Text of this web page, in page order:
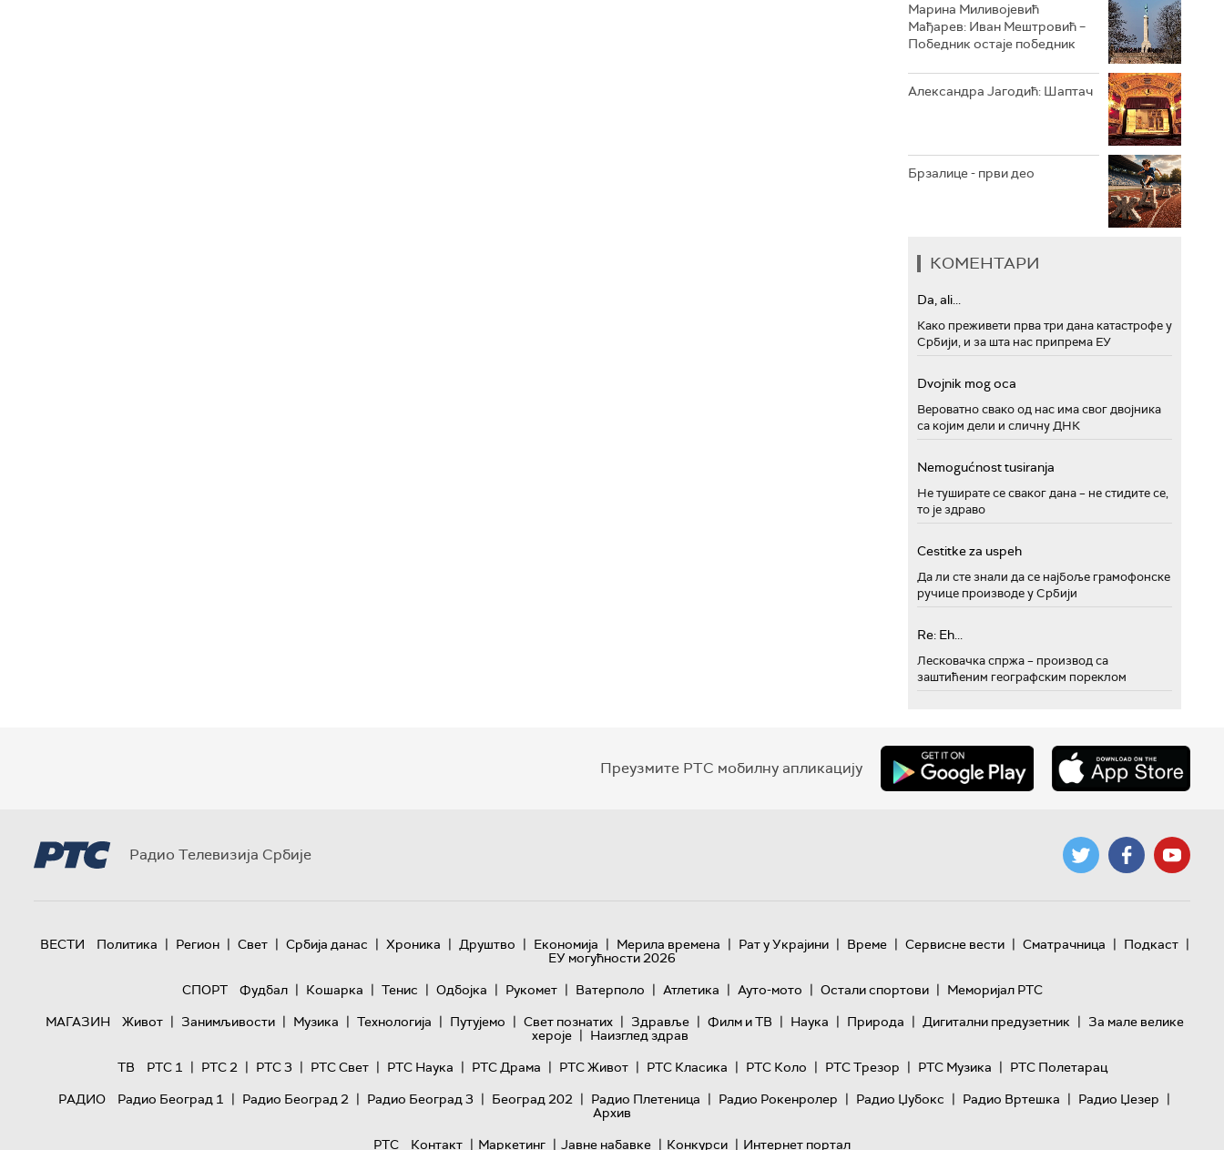
Марина Миливојевић
Мађарев: Иван Мештровић –
Победник остаје победник
Александра Јагодић: Шаптач
Брзалице - први део
КОМЕНТАРИ
Da, ali...
Како преживети прва три дана катастрофе у
Србији, и за шта нас припрема ЕУ
Dvojnik mog oca
Вероватно свако од нас има свог двојника
са којим дели и сличну ДНК
Nemogućnost tusiranja
Не туширате се сваког дана – не стидите се,
то је здраво
Cestitke za uspeh
Да ли сте знали да се најбоље грамофонске
ручице производе у Србији
Re: Eh...
Лесковачка спржа – производ са
заштићеним географским пореклом
Преузмите РТС мобилну апликацију
Радио Телевизија Србије
ВЕСТИ Политика | Регион | Свет | Србија данас | Хроника | Друштво | Економија | Мерила времена | Рат у Украјини | Време | Сервисне вести | Сматрачница | Подкаст |
ЕУ могућности 2026
СПОРТ
Фудбал | Кошарка | Тенис | Одбојка | Рукомет | Ватерполо | Атлетика | Ауто-мото | Остали спортови | Меморијал РТС
МАГАЗИН
Живот | Занимљивости | Музика | Технологијa | Путујемо | Свет познатих | Здравље | Филм и ТВ | Наука | Природа | Дигитални предузетник | За мале велике
хероје | Наизглед здрав
ТВ
РТС 1 | РТС 2 | РТС 3 | РТС Свет | РТС Наука | РТС Драма | РТС Живот | РТС Класика | РТС Коло | РТС Трезор | РТС Музика | РТС Полетарац
РАДИО
Радио Београд 1 | Радио Београд 2 | Радио Београд 3 | Београд 202 | Радио Плетеница | Радио Рокенролер | Радио Џубокс | Радио Вртешка | Радио Џезер |
Архив
РТС
Контакт | Маркетинг | Јавне набавке | Конкурси | Интернет портал